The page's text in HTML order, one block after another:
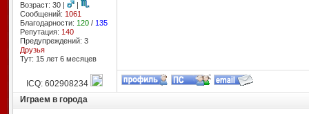
Возраст: 30 |
|
Сообщений: 1061
Благодарности: 120/ 135
Репутация: 140
Предупреждений: 3
Друзья
Тут: 15 лет 6 месяцев
ICQ: 602908234
Играем в города